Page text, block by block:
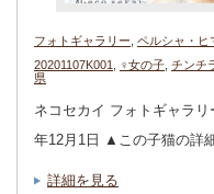
フォトギャラリー ペルシャ・ヒ
20201107K001
♀女の子 チンチ
県
ネコセカイ フォトギャラ
年12月1日 ▲この子猫の詳
詳細を見る